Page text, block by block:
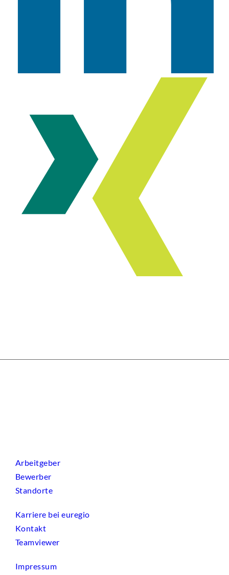
Arbeitgeber
Bewerber
Standorte
Karriere bei euregio
Kontakt
Teamviewer
Impressum